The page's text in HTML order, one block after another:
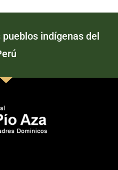
indígenas del